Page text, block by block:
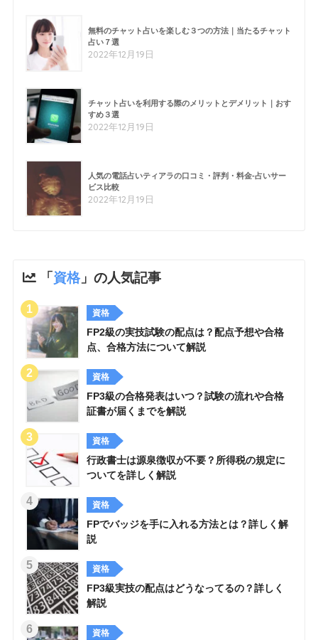
無料のチャット占いを楽しむ３つの方法｜当たるチャット
占い７選
2022年12月19日
チャット占いを利用する際のメリットとデメリット｜おす
すめ３選
2022年12月19日
人気の電話占いティアラの口コミ・評判・料金-占いサー
ビス比較
2022年12月19日
「資格」の人気記事
資格
FP2級の実技試験の配点は？配点予想や合格
点、合格方法について解説
資格
FP3級の合格発表はいつ？試験の流れや合格
証書が届くまでを解説
資格
行政書士は源泉徴収が不要？所得税の規定に
ついてを詳しく解説
資格
FPでバッジを手に入れる方法とは？詳しく解
説
資格
FP3級実技の配点はどうなってるの？詳しく
解説
資格